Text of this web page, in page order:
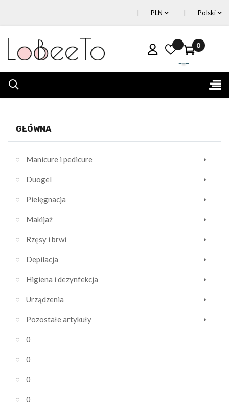
Polski
PLN
0
☰
GŁÓWNA
Manicure i pedicure
Duogel
Pielęgnacja
Makijaż
Rzęsy i brwi
Depilacja
Higiena i dezynfekcja
Urządzenia
Pozostałe artykuły
0
0
0
0